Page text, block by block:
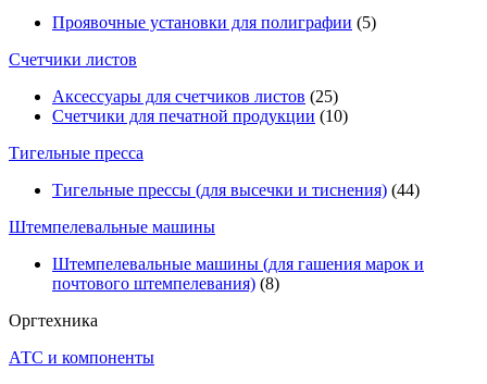
Проявочные установки для полиграфии (5)
Счетчики листов
Аксессуары для счетчиков листов (25)
Счетчики для печатной продукции (10)
Тигельные пресса
Тигельные прессы (для высечки и тиснения) (44)
Штемпелевальные машины
Штемпелевальные машины (для гашения марок и
почтового штемпелевания) (8)
Оргтехника
АТС и компоненты